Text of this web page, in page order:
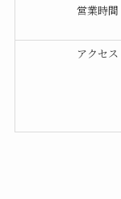
営業時間
アクセス